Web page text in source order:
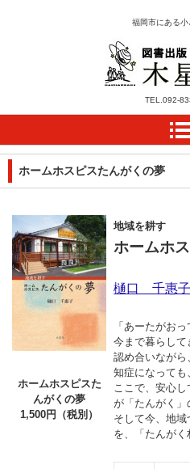
木星舎ホーム
福岡市にある
TEL. 092-
ホームホスピスたんがくの夢
ホームホスピスた
んがくの夢
1,500円（税別）
地域を耕す
ホームホ
樋口 千惠子
「あーたがお
今まで暮らし
認め合いなが
知症になっても
ここで、安心
が「たんがく」
そして今、地
を、「たんがく